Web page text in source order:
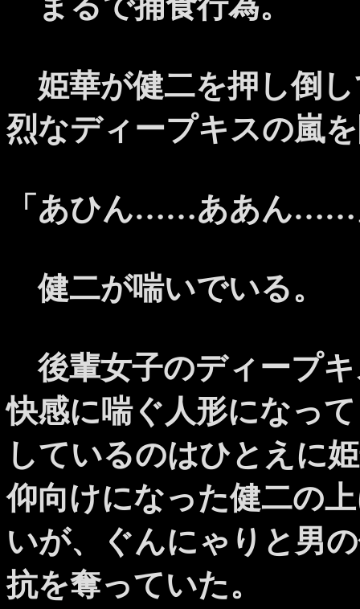
姫華が健二を押し倒
烈なディープキスの嵐
「あひん……ああん……
健二が喘いでいる。
後輩女子のディープ
快感に喘ぐ人形になっ
しているのはひとえに
仰向けになった健二の
いが、ぐんにゃりと男
抗を奪っていた。